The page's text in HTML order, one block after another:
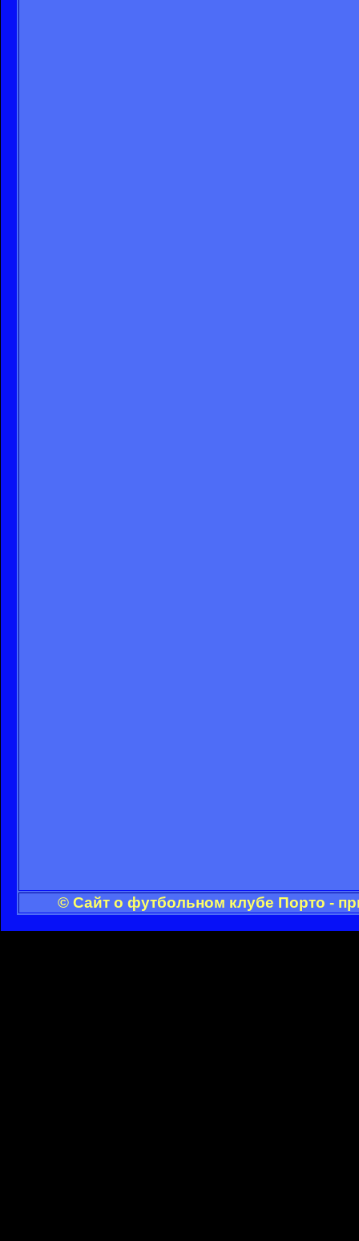
© Сайт о футбольном клубе Порто -